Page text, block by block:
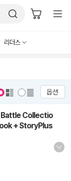
리더스
옵션
Collectio
+ StoryPlus